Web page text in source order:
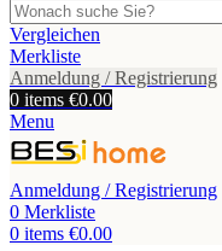
Vergleichen
Merkliste
Anmeldung / Registrierung
0 items €0.00
Menu
Anmeldung / Registrierung
0 Merkliste
0 items €0.00